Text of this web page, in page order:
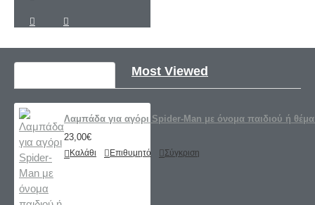
Most Viewed
Λαμπάδα για αγόρι Spider-Man με όνομα παιδιού ή
23,00€
Καλάθι Επιθυμητό Σύγκριση